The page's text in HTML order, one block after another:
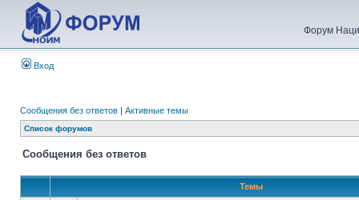
Форум
Вход
Сообщения без ответов | Активные темы
Список форумов
Сообщения без ответов
Темы